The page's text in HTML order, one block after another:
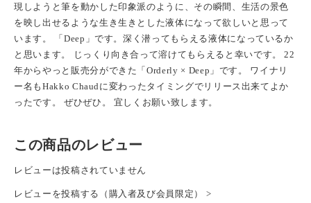
現しようと筆を動かした印象派のように、その瞬間、生活の景色
を映し出せるような生き生きとした液体になって欲しいと思って
います。 「Deep」です。深く潜ってもらえる液体になっているか
と思います。 じっくり向き合って溶けてもらえると幸いです。 22
年からやっと販売分ができた「Orderly × Deep」です。 ワイナリ
ー名もHakko Chaudに変わったタイミングでリリース出来てよか
ったです。 ぜひぜひ。 宜しくお願い致します。
この商品のレビュー
レビューは投稿されていません
レビューを投稿する（購入者及び会員限定） >